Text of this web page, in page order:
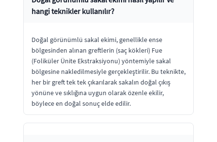
hangi teknikler kullanılır?
Doğal görünümlü sakal ekimi, genellikle ense
bölgesinden alınan greftlerin (saç kökleri) Fue
(Foliküler Ünite Ekstraksiyonu) yöntemiyle sakal
bölgesine nakledilmesiyle gerçekleştirilir. Bu teknikte,
her bir greft tek tek çıkarılarak sakalın doğal çıkış
yönüne ve sıklığına uygun olarak özenle ekilir,
böylece en doğal sonuç elde edilir.